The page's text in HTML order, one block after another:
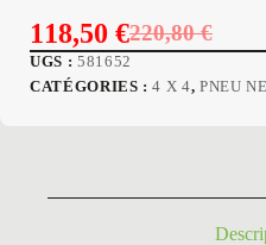
220,80€
Le
prix
118,50 €
Le
prix
UGS : 581652
CATÉGORIES :4 X 4,PNEU